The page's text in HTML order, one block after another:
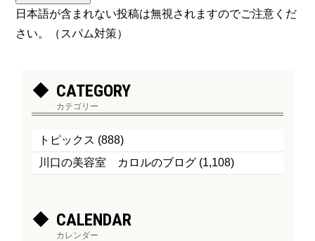
日本語が含まれない投稿は無視されますのでご注意くだ
さい。（スパム対策）
CATEGORY
カテゴリー
トピックス (888)
川口の美容室 カロルのブログ (1,108)
CALENDAR
カレンダー